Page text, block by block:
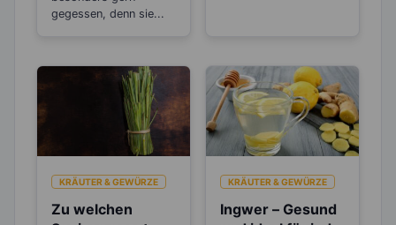
gegessen, denn sie...
KRÄUTER & GEWÜRZE
Zu welchen
KRÄUTER & GEWÜRZE
Ingwer – Gesund